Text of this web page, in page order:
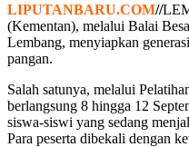
LIPUTANBARU.COM//
(Kementan), melalui Balai
Lembang, menyiapkan
pangan.
Salah satunya, melalui
berlangsung 8 hingga 12
siswa-siswi yang sedang
Para peserta dibekali dengan